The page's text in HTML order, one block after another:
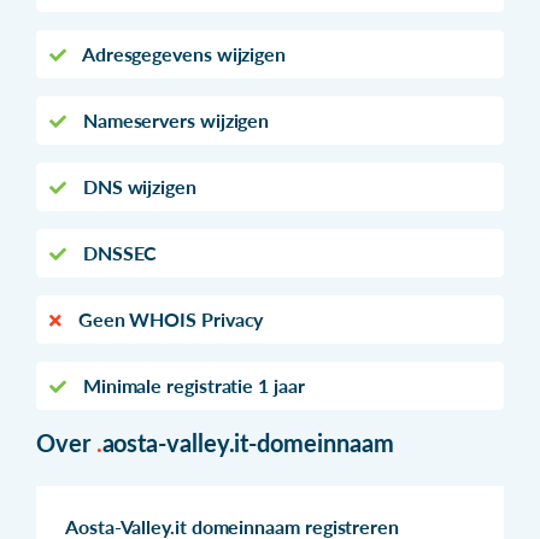
Adresgegevens wijzigen
Nameservers wijzigen
DNS wijzigen
DNSSEC
Geen WHOIS Privacy
Minimale registratie 1 jaar
Over .aosta-valley.it-domeinnaam
Aosta-Valley.it domeinnaam registreren